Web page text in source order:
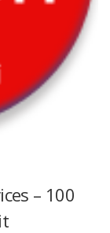
– 100